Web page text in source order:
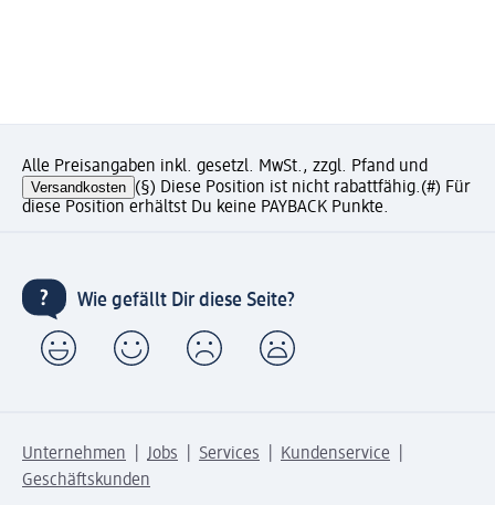
Alle Preisangaben inkl. gesetzl. MwSt., zzgl. Pfand und
Versandkosten (§) Diese Position ist nicht rabattfähig.(#) Für
diese Position erhältst Du keine PAYBACK Punkte.
Wie gefällt Dir diese Seite?
Unternehmen Jobs Services
Kundenservice
Geschäftskunden